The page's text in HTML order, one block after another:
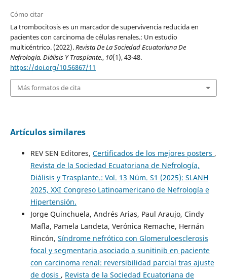
Cómo citar
La trombocitosis es un marcador de supervivencia reducida en
pacientes con carcinoma de células renales.: Un estudio
multicéntrico. (2022).Revista De La Sociedad Ecuatoriana De
Nefrología, Diálisis Y Trasplante., 10(1), 43-48.
https://doi.org/10.56867/11
Más formatos de cita
Artículos similares
REV SEN Editores, Certificados de los mejores posters ,
Revista de la Sociedad Ecuatoriana de Nefrología,
Diálisis y Trasplante.: Vol. 13 Núm. S1 (2025): SLANH
2025, XXI Congreso Latinoamericano de Nefrología e
Hipertensión.
Jorge Quinchuela, Andrés Arias, Paul Araujo, Cindy
Mafla, Pamela Landeta, Verónica Remache, Hernán
Rincón, Síndrome nefrótico con Glomeruloesclerosis
focal y segmentaria asociado a sunitinib en paciente
con carcinoma renal: reversibilidad parcial tras ajuste
de dosis , Revista de la Sociedad Ecuatoriana de